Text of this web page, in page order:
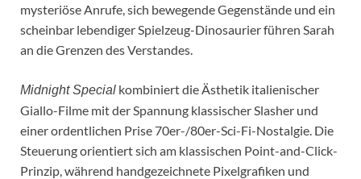
mysteriöse Anrufe, sich bewegende Gegenstände und ein
scheinbar lebendiger Spielzeug-Dinosaurier führen Sarah
an die Grenzen des Verstandes.
Midnight Special kombiniert die Ästhetik italienischer
Giallo-Filme mit der Spannung klassischer Slasher und
einer ordentlichen Prise 70er-/80er-Sci-Fi-Nostalgie. Die
Steuerung orientiert sich am klassischen Point-and-Click-
Prinzip, während handgezeichnete Pixelgrafiken und